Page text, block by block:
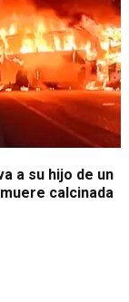
a su hijo de un
calcinada